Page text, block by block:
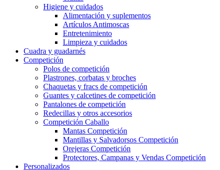
Higiene y cuidados
Alimentación y suplementos
Artículos Antimoscas
Entretenimiento
Limpieza y cuidados
Cuadra y guadarnés
Competición
Polos de competición
Plastrones, corbatas y broches
Chaquetas y fracs de competición
Guantes y calcetines de competición
Pantalones de competición
Redecillas y otros accesorios
Competición Caballo
Mantas Competición
Mantillas y Salvadorsos Competición
Orejeras Competición
Protectores, Campanas y Vendas Competición
Personalizados